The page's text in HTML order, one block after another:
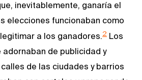
inevitablemente, ganaría el
elecciones funcionaban como
a los ganadores.2 Los
de publicidad y
de las ciudades y barrios